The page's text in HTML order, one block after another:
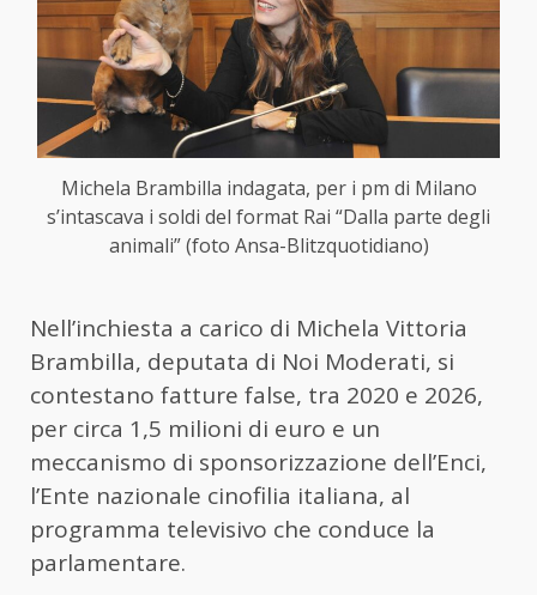
Michela Brambilla indagata, per i pm di Milano
s’intascava i soldi del format Rai “Dalla parte degli
animali” (foto Ansa-Blitzquotidiano)
Nell’inchiesta a carico di Michela Vittoria
Brambilla, deputata di Noi Moderati, si
contestano fatture false, tra 2020 e 2026,
per circa 1,5 milioni di euro e un
meccanismo di sponsorizzazione dell’Enci,
l’Ente nazionale cinofilia italiana, al
programma televisivo che conduce la
parlamentare.